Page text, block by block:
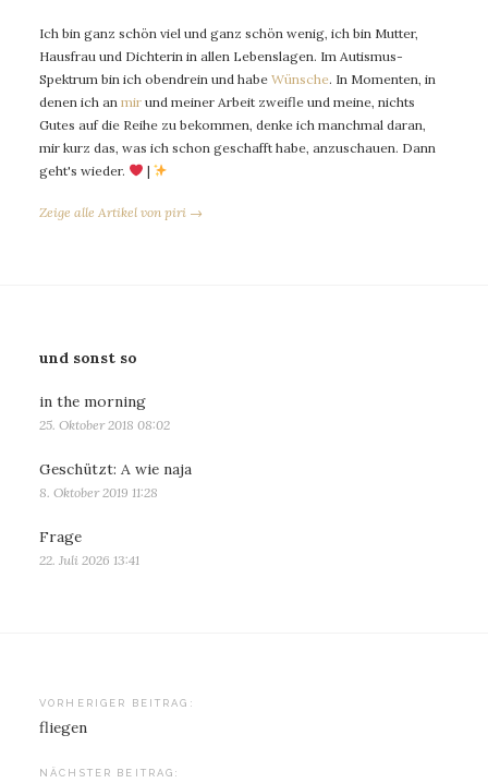
Ich bin ganz schön viel und ganz schön wenig, ich bin Mutter,
Hausfrau und Dichterin in allen Lebenslagen. Im Autismus-
Spektrum bin ich obendrein und habe Wünsche. In Momenten, in
denen ich an mir und meiner Arbeit zweifle und meine, nichts
Gutes auf die Reihe zu bekommen, denke ich manchmal daran,
mir kurz das, was ich schon geschafft habe, anzuschauen. Dann
geht's wieder.
|
Zeige alle Artikel von piri →
und sonst so
in the morning
25. Oktober 2018 08:02
Geschützt: A wie naja
8. Oktober 2019 11:28
Frage
22. Juli 2026 13:41
Beitragsnavigation
VORHERIGER BEITRAG:
fliegen
NÄCHSTER BEITRAG: